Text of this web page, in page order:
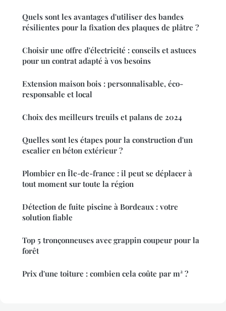
Quels sont les avantages d'utiliser des bandes
résilientes pour la fixation des plaques de plâtre ?
Choisir une offre d'électricité : conseils et astuces
pour un contrat adapté à vos besoins
Extension maison bois : personnalisable, éco-
responsable et local
Choix des meilleurs treuils et palans de 2024
Quelles sont les étapes pour la construction d'un
escalier en béton extérieur ?
Plombier en Île-de-france : il peut se déplacer à
tout moment sur toute la région
Détection de fuite piscine à Bordeaux : votre
solution fiable
Top 5 tronçonneuses avec grappin coupeur pour la
forêt
Prix d'une toiture : combien cela coûte par m² ?